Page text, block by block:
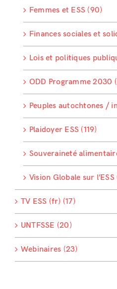
Femmes et ESS (90)
Finances sociales et
Lois et politiques
ODD Programme 2030
Peuples autochtones /
Plaidoyer ESS (119)
Souveraineté
Vision Globale sur l’ESS
TV ESS (fr) (17)
UNTFSSE (20)
Webinaires (23)